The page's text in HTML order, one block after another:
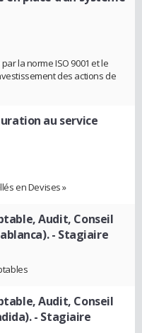
la norme ISO 9001 et le
des actions de
au service
en Devises »
Audit, Conseil
- Stagiaire
Audit, Conseil
- Stagiaire